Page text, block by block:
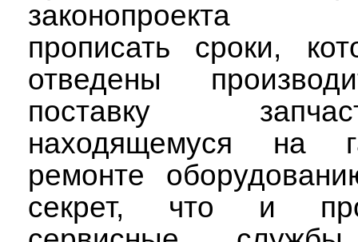
законопроекта
прописать сроки,
отведены
поставку
находящемуся на
ремонте
секрет, что и